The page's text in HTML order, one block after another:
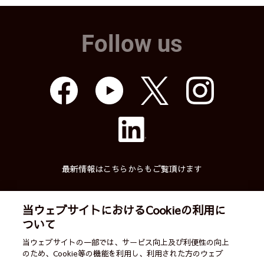
Follow us
最新情報はこちらからもご覧頂けます
当ウェブサイトにおけるCookieの利用に
ついて
当ウェブサイトの一部では、サービス向上及び利便性の向上
のため、Cookie等の機能を利用し、利用された方のウェブ